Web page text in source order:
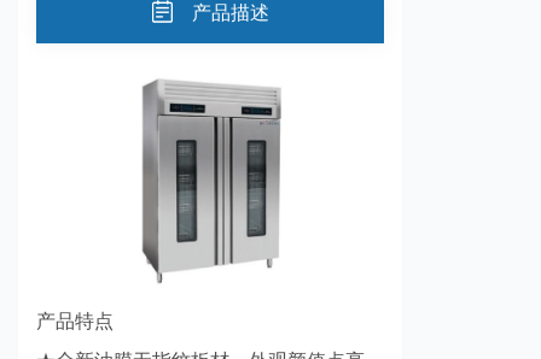
产品描述
产品特点